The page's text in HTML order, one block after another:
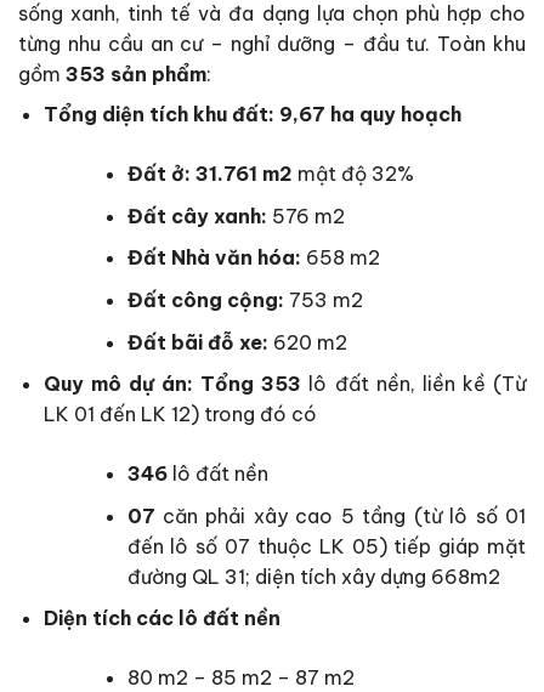
sống xanh, tinh tế và đa dạng lựa chọn phù hợp cho
từng nhu cầu an cư – nghỉ dưỡng – đầu tư. Toàn khu
gồm 353 sản phẩm:
Tổng diện tích khu đất: 9,67 ha quy hoạch
Đất ở: 31.761 m2 mật độ 32%
Đất cây xanh: 576 m2
Đất Nhà văn hóa: 658 m2
Đất công cộng: 753 m2
Đất bãi đỗ xe: 620 m2
Quy mô dự án: Tổng 353 lô đất nền, liền kề (Từ
LK 01 đến LK 12) trong đó có
346 lô đất nền
07 căn phải xây cao 5 tầng (từ lô số 01
đến lô số 07 thuộc LK 05) tiếp giáp mặt
đường QL 31; diện tích xây dựng 668m2
Diện tích các lô đất nền
80 m2 – 85 m2 – 87 m2